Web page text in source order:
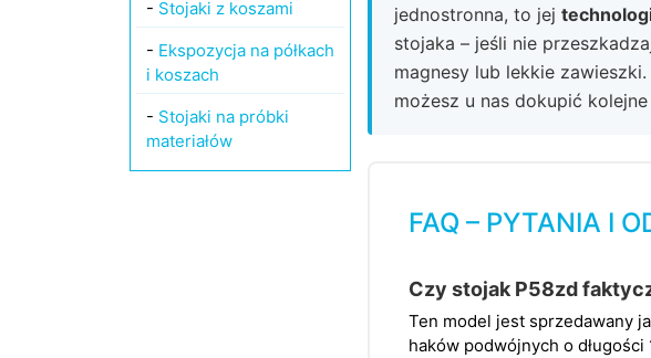
- Stojaki z koszami
- Ekspozycja na półkach
i koszach
- Stojaki na próbki
materiałów
jednostronna, to jej
stojaka – jeśli nie
magnesy lub lekkie
możesz u nas dokupić
FAQ – PYTANIA I
Czy stojak P58zd
Ten model jest sprzedawany
haków podwójnych o